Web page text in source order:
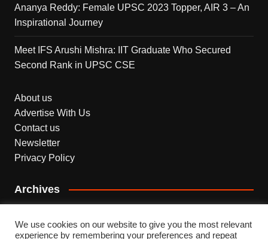
Ananya Reddy: Female UPSC 2023 Topper, AIR 3 – An
Inspirational Journey
Meet IFS Arushi Mishra: IIT Graduate Who Secured
Second Rank in UPSC CSE
About us
Advertise With Us
Contact us
Newsletter
Privacy Policy
Archives
We use cookies on our website to give you the most relevant
experience by remembering your preferences and repeat